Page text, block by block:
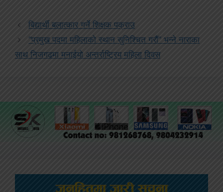
बिद्यार्थी बलात्कार गर्ने शिक्षक पक्राउ
“प्रमुख पदमा महिलाको स्थान सुनिश्चित गरौं” भन्ने नाराका
साथ निजगढमा मनाईयो अन्तर्राष्ट्रिय महिला दिवस